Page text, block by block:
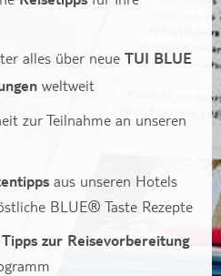
alles über neue TUI BLUE
weltweit
zur Teilnahme an unseren
aus unseren Hotels
BLUE® Taste Rezepte
Tipps zur Reisevorbereitung